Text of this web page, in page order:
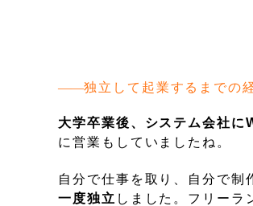
独立して起業するまでの
大学卒業後、システム会社に
に営業もしていましたね。
自分で仕事を取り、自分で
一度独立 しました。フリー